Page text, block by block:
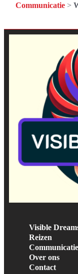
Communicatie>
Visible
Reizen
Communicatie
Over ons
Contact